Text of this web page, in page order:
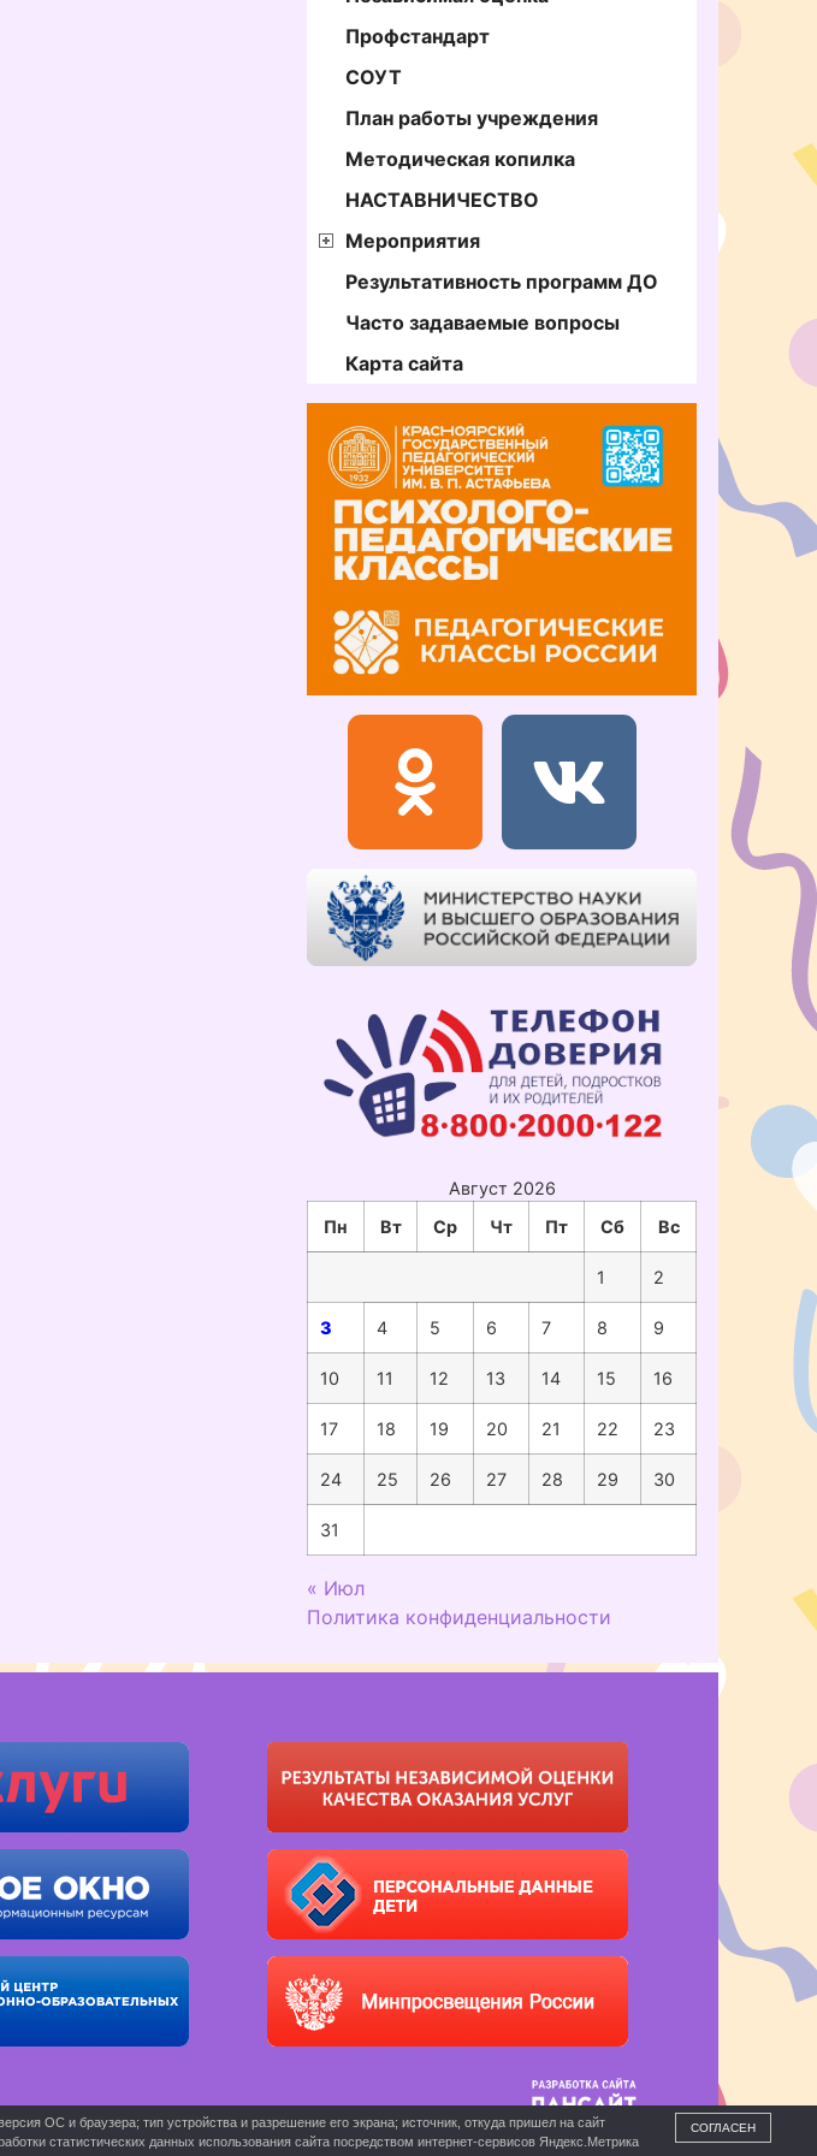
Профстандарт
СОУТ
План работы учреждения
Методическая копилка
НАСТАВНИЧЕСТВО
Мероприятия
Результативность программ ДО
Часто задаваемые вопросы
Карта сайта
Август 2026
Пн
Вт Ср Чт Пт Сб Вс
1 2
3 4 5 6 7 8 9
10 11 12 13 14 15 16
17 18 19 20 21 22 23
24 25 26 27 28 29 30
31
« Июл
Политика конфиденциальности
ОС и браузера; тип устройства и разрешение его экрана; источник, откуда пришел на сайт
статистических данных использования сайта посредством интернет-сервисов Яндекс.Метрика
СОГЛАСЕН